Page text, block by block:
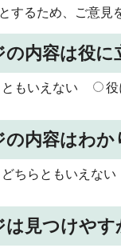
するため、ご意見
内容は役に
もいえない 役
内容はわ
どちらともいえない
見つけやす